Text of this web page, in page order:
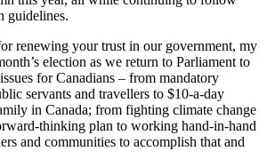
guidelines.
renewing your trust in our government, my
election as we return to Parliament to
for Canadians – from mandatory
servants and travellers to $10-a-day
in Canada; from fighting climate change
thinking plan to working hand-in-hand
and communities to accomplish that and